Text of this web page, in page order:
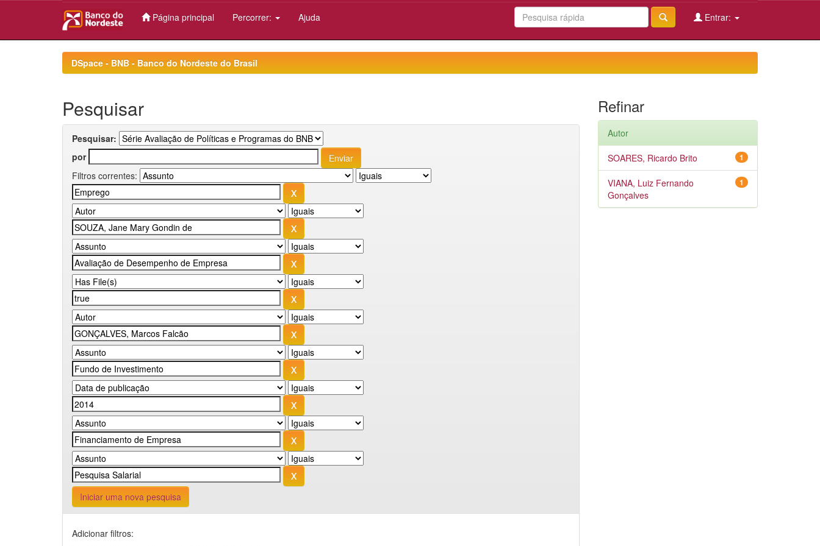
Página principal Percorrer: Ajuda Entrar:
DSpace - BNB - Banco do Nordeste do Brasil
Pesquisar
Pesquisar:
por
Filtros correntes:
Iniciar uma nova pesquisa
Adicionar filtros:
Refinar
Autor
1
SOARES, Ricardo Brito
1
VIANA, Luiz Fernando
Gonçalves